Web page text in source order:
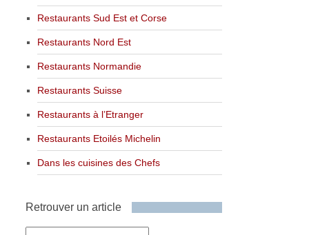
Restaurants Sud Est et Corse
Restaurants Nord Est
Restaurants Normandie
Restaurants Suisse
Restaurants à l’Etranger
Restaurants Etoilés Michelin
Dans les cuisines des Chefs
Retrouver un article